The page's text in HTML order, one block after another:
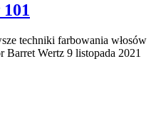
techniki farbowania włosów
Wertz 9 listopada 2021